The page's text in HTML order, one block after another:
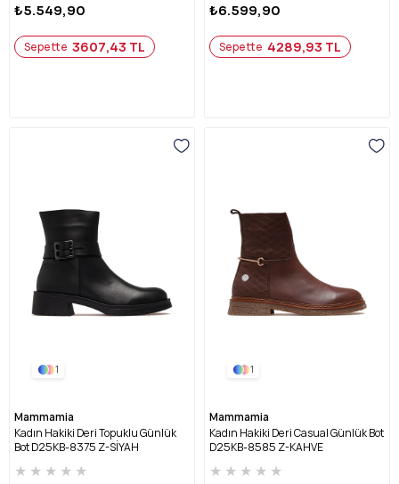
₺5.549,90
Sepette 3607,43 TL
₺6.599,90
Sepette 4289,93 TL
1
Mammamia
Kadın Hakiki Deri Topuklu Günlük
Bot D25KB-8375 Z-SİYAH
★ ★ ★ ★ ★
1
Mammamia
Kadın Hakiki Deri Casual Günlük Bot
D25KB-8585 Z-KAHVE
★ ★ ★ ★ ★